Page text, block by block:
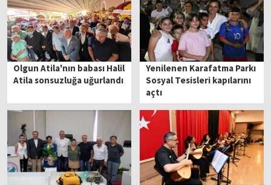
Olgun Atila'nın babası Halil
Atila sonsuzluğa uğurlandı
Yenilenen Karafatma Parkı
Sosyal Tesisleri kapılarını
açtı